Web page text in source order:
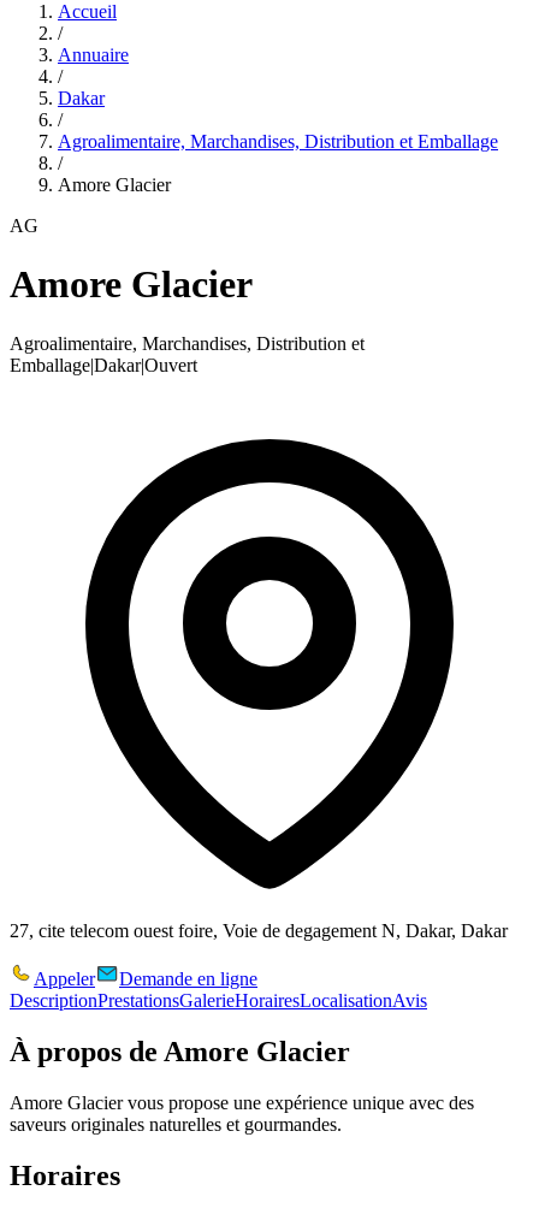
Accueil
/
Annuaire
/
Dakar
/
Agroalimentaire, Marchandises, Distribution et Emballage
/
Amore Glacier
AG
Amore Glacier
Agroalimentaire, Marchandises, Distribution et
Emballage|Dakar|Ouvert
27, cite telecom ouest foire, Voie de degagement N, Dakar, Dakar
Appeler
Demande en ligne
DescriptionPrestationsGalerieHorairesLocalisationAvis
À propos de Amore Glacier
Amore Glacier vous propose une expérience unique avec des
saveurs originales naturelles et gourmandes.
Horaires